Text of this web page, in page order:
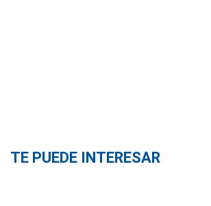
TE PUEDE INTERESAR